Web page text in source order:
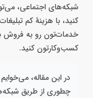
شبکه‌های اجتماعی،
کنید، با هزینهٔ کم
خدمات‌تون رو به فروش
کسب‌وکارتون کنید.
در این مقاله،
چطوری از طریق